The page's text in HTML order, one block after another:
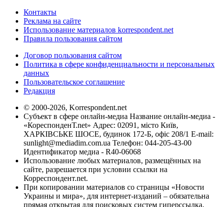
Контакты
Реклама на сайте
Использование материалов korrespondent.net
Правила пользования сайтом
Договор пользования сайтом
Политика в сфере конфиденциальности и персональных
данных
Пользовательское соглашение
Редакция
© 2000-2026, Korrespondent.net
Субъект в сфере онлайн-медиа Название онлайн-медиа -
«КореспонденТ.net» Адрес: 02091, місто Київ,
ХАРКІВСЬКЕ ШОСЕ, будинок 172-Б, офіс 208/1 E-mail:
sunlight@mediadim.com.ua Телефон: 044-205-43-00
Идентификатор медиа - R40-06068
Использование любых материалов, размещённых на
сайте, разрешается при условии ссылки на
Корреспондент.net.
При копировании материалов со страницы «Новости
Украины и мира», для интернет-изданий – обязательна
прямая открытая для поисковых систем гиперссылка.